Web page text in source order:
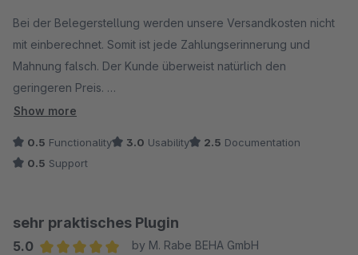
Bei der Belegerstellung werden unsere Versandkosten nicht
mit einberechnet. Somit ist jede Zahlungserinnerung und
Mahnung falsch. Der Kunde überweist natürlich den
geringeren Preis.
Wir müssen den Kunden anschreiben und auffordern die
sagt nur, dass es doch nicht so schlimm ist und bald eine neue
Version kommt. Und auf einen Rückruf warte ich seit über 2
Für 299,- Euro erwartet man professionelle Plugins und keine
unbrauchbare Software mir verständnislosen Support.
Show more
0.5 Functionality 3.0 Usability 2.5 Documentation
0.5 Support
sehr praktisches Plugin
5.0
by M. Rabe BEHA GmbH